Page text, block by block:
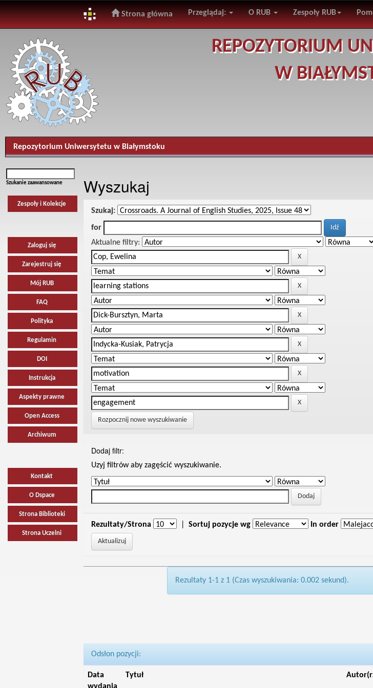
navigation
Strona główna Przeglądaj: O RUB Zespoły RUB
REPOZYTORIUM
W
Repozytorium Uniwersytetu w Białymstoku
Szukanie zaawansowane
Zespoły i Kolekcje
Zaloguj się
Zarejestruj się
Mój RUB
FAQ
Polityka
Regulamin
DOI
Instrukcja
Aspekty prawne
Open Access
Archiwum
Kontakt
O Dspace
Strona Biblioteki
Strona Uczelni
Wyszukaj
Szukaj:
for
Aktualne filtry:
Rozpocznij nowe wyszukiwanie
Dodaj filtr:
Uzyj filtrów aby zagęścić wyszukiwanie.
Rezultaty/Strona Sortuj pozycje wg In order
Rezultaty 1-1 z 1 (Czas wyszukiwania: 0.002 sekund).
Odsłon pozycji:
Data
Tytuł